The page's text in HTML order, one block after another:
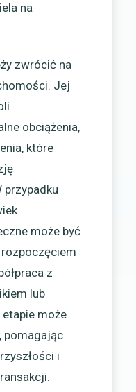
na
zwrócić na
Jej
obciążenia,
które
przypadku
może być
z
lub
może
pomagając
i